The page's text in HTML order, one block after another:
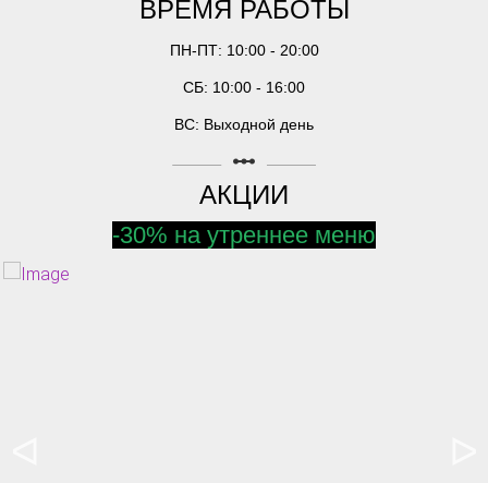
ВРЕМЯ РАБОТЫ
ПН-ПТ: 10:00 - 20:00
СБ: 10:00 - 16:00
ВС: Выходной день
linear_scale
АКЦИИ
-30% на утреннее меню